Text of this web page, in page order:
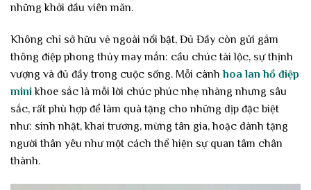
những khởi đầu viên mãn.
Không chỉ sở hữu vẻ ngoài nổi bật, Đủ Đầy còn gửi gắm
thông điệp phong thủy may mắn: cầu chúc tài lộc, sự thịnh
vượng và đủ đầy trong cuộc sống. Mỗi cànhhoa lan hồ điệp
minikhoe sắc là mỗi lời chúc phúc nhẹ nhàng nhưng sâu
sắc, rất phù hợp để làm quà tặng cho những dịp đặc biệt
như: sinh nhật, khai trương, mừng tân gia, hoặc dành tặng
người thân yêu như một cách thể hiện sự quan tâm chân
thành.